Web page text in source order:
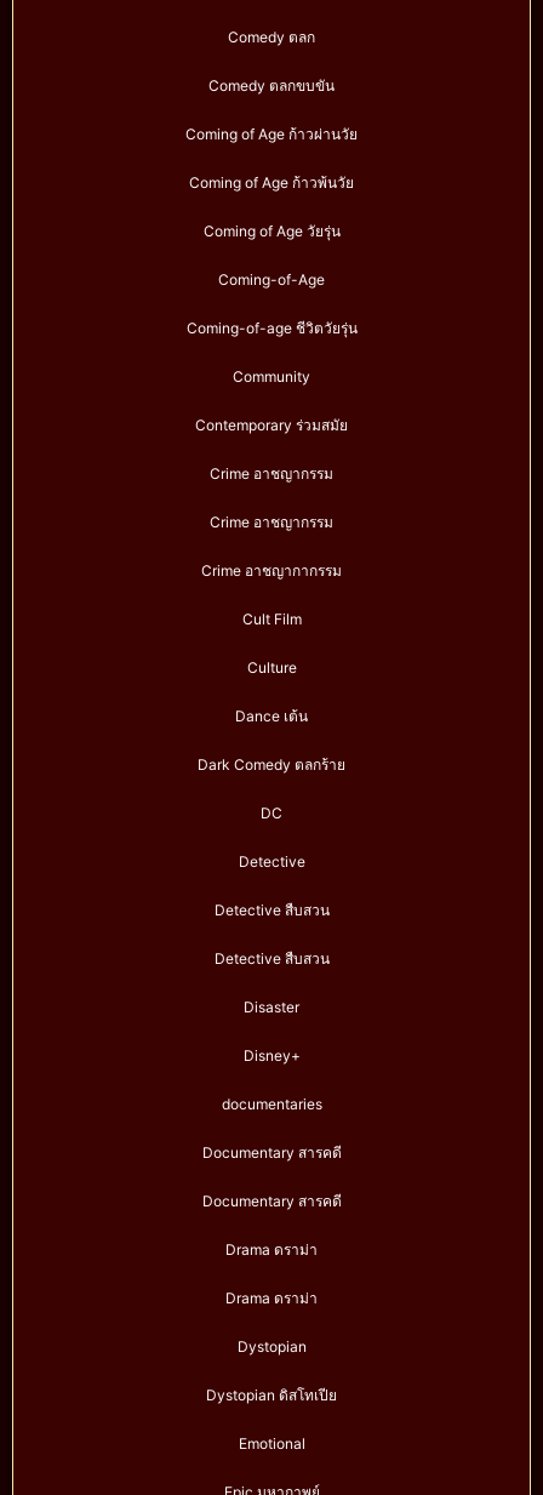
Comedy ตลก
Comedy ตลกขบขัน
Coming of Age ก้าวผ่านวัย
Coming of Age ก้าวพ้นวัย
Coming of Age วัยรุ่น
Coming-of-Age
Coming-of-age ชีวิตวัยรุ่น
Community
Contemporary ร่วมสมัย
Crime อาชญากรรม
Crime อาชญากรรม
Crime อาชญากากรรม
Cult Film
Culture
Dance เต้น
Dark Comedy ตลกร้าย
DC
Detective
Detective สืบสวน
Detective สืบสวน
Disaster
Disney+
documentaries
Documentary สารคดี
Documentary สารคดี
Drama ดราม่า
Drama ดราม่า
Dystopian
Dystopian ดิสโทเปีย
Emotional